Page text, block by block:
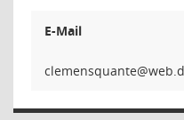
E-Mail
etnauq